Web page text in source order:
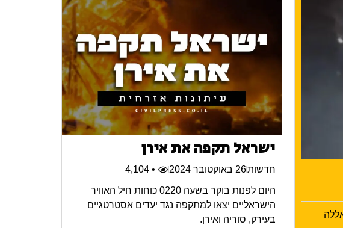
ישראל תקפה את אירן
חדשות26 באוקטובר 2024 • 4,104
היום לפנות בוקר בשעה 0220 כוחות חיל האוויר
הישראליים יצאו למתקפה נגד יעדים אסטרטגיים
בעירק, סוריה ואירן.